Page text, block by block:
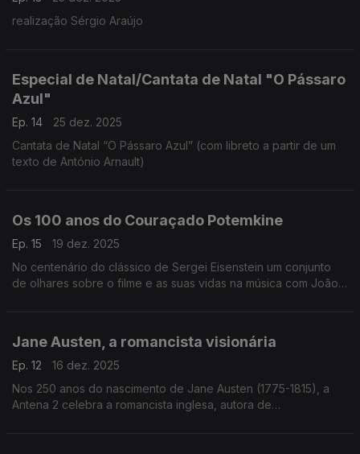
realização Sérgio Araújo
Especial de Natal/Cantata de Natal "O Pássaro
Azul"
Ep. 14
25 dez. 2025
Cantata de Natal “O Pássaro Azul” (com libreto a partir de um
texto de António Arnault)
Os 100 anos do Couraçado Potemkine
Ep. 15
19 dez. 2025
No centenário do clássico de Sergei Eisenstein um conjunto
de olhares sobre o filme e as suas vidas na música com João
Jane Austen, a romancista visionária
Ep. 12
16 dez. 2025
Nos 250 anos do nascimento de Jane Austen (1775-1815), a
Antena 2 celebra a romancista inglesa, autora de